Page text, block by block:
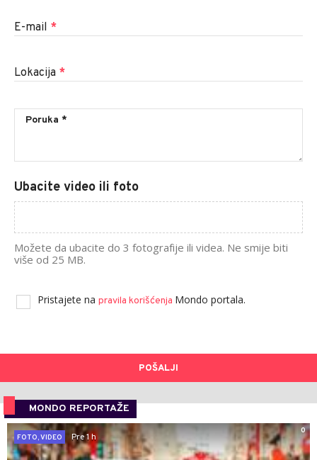
E-mail *
Lokacija *
Ubacite video ili foto
Možete da ubacite do 3 fotografije ili videa. Ne smije biti
više od 25 MB.
Pristajete na pravila korišćenja Mondo portala.
POŠALJI
MONDO REPORTAŽE
0
FOTO, VIDEO
Pre 1 h